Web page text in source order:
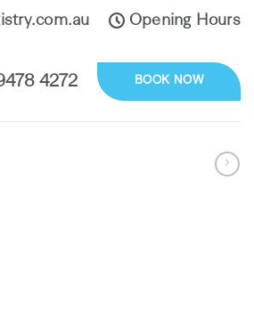
Opening Hours
4272 BOOK NOW